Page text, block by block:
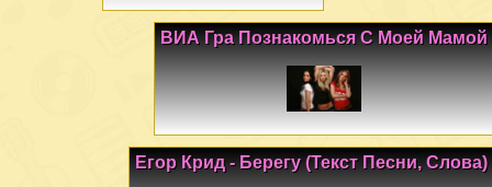
ВИА Гра Познакомься С Моей Мамой
Егор Крид - Берегу (Текст Песни, Слова)